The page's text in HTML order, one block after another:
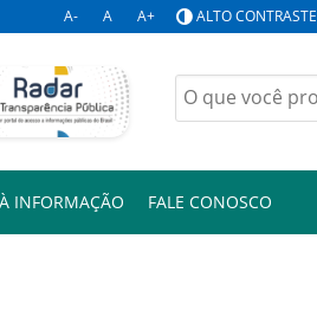
A- A A+ ALTO CONTRASTE
Buscar
por:
INFORMAÇÃO FALE CONOSCO